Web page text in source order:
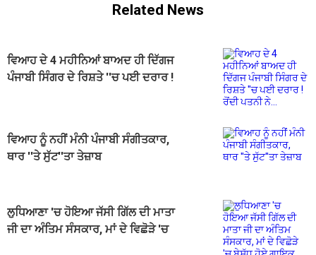
Related News
ਵਿਆਹ ਦੇ 4 ਮਹੀਨਿਆਂ ਬਾਅਦ ਹੀ ਦਿੱਗਜ
ਪੰਜਾਬੀ ਸਿੰਗਰ ਦੇ ਰਿਸ਼ਤੇ ''ਚ ਪਈ ਦਰਾਰ !
ਵਿਆਹ ਨੂੰ ਨਹੀਂ ਮੰਨੀ ਪੰਜਾਬੀ ਸੰਗੀਤਕਾਰ,
ਥਾਰ ''ਤੇ ਸੁੱਟ''ਤਾ ਤੇਜ਼ਾਬ
ਲੁਧਿਆਣਾ 'ਚ ਹੋਇਆ ਜੱਸੀ ਗਿੱਲ ਦੀ ਮਾਤਾ
ਜੀ ਦਾ ਅੰਤਿਮ ਸੰਸਕਾਰ, ਮਾਂ ਦੇ ਵਿਛੋੜੇ 'ਚ